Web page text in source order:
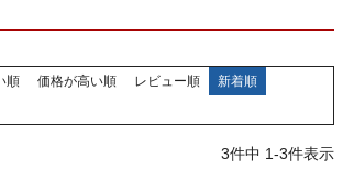
順 価格が高い順 レビュー順
新着順
3件中 1-3件表示